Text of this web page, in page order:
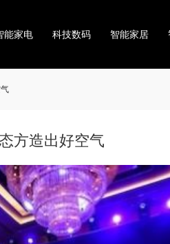
能家电 科技数码 智能家居
方造出好空气